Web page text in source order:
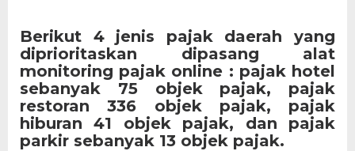
Berikut 4 jenis pajak daerah yang
diprioritaskan dipasang alat
monitoring pajak online : pajak hotel
sebanyak 75 objek pajak, pajak
restoran 336 objek pajak, pajak
hiburan 41 objek pajak, dan pajak
parkir sebanyak 13 objek pajak.